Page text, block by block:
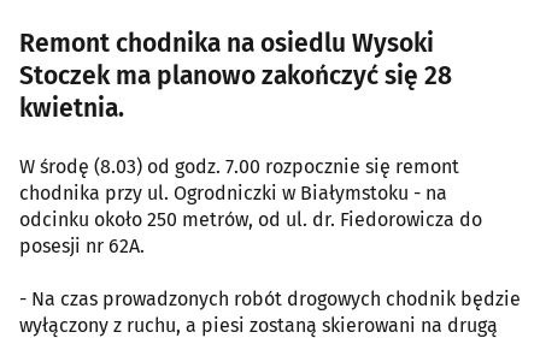
Remont chodnika na osiedlu Wysoki
Stoczek ma planowo zakończyć się 28
kwietnia.
W środę (8.03) od godz. 7.00 rozpocznie się remont
chodnika przy ul. Ogrodniczki w Białymstoku - na
odcinku około 250 metrów, od ul. dr. Fiedorowicza do
posesji nr 62A.
- Na czas prowadzonych robót drogowych chodnik będzie
wyłączony z ruchu, a piesi zostaną skierowani na drugą